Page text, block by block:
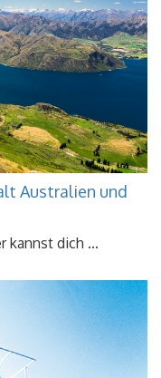
Australien und
kannst dich ...